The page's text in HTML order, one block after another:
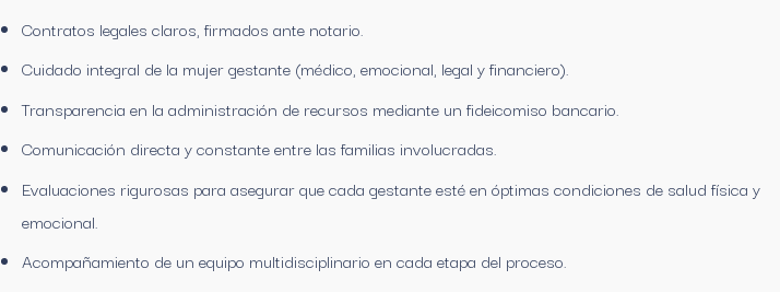
Contratos legales claros, firmados ante notario.
Cuidado integral de la mujer gestante (médico, emocional, legal y financiero).
Transparencia en la administración de recursos mediante un fideicomiso bancario.
Comunicación directa y constante entre las familias involucradas.
Evaluaciones rigurosas para asegurar que cada gestante esté en óptimas condiciones de salud física y
emocional.
Acompañamiento de un equipo multidisciplinario en cada etapa del proceso.